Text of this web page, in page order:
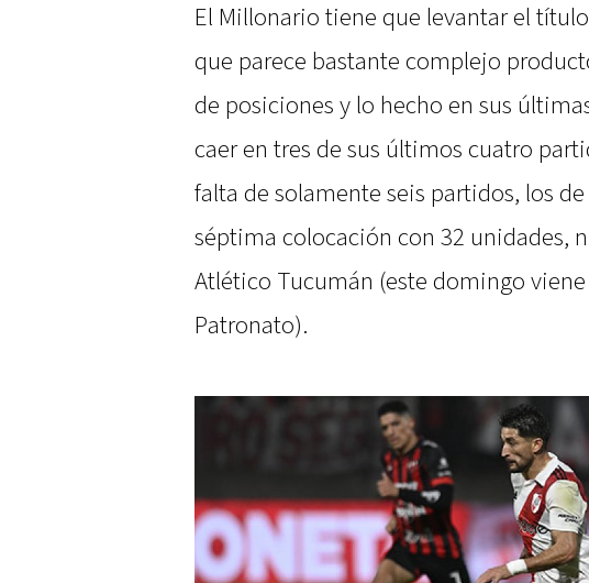
El Millonario tiene que levantar el
que parece bastante complejo
de posiciones y lo hecho en sus
caer en tres de sus últimos cuatro
falta de solamente seis partidos, los
séptima colocación con 32 unidades,
Atlético Tucumán (este domingo
Patronato).